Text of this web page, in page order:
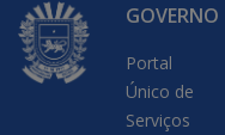
GOVERNO
Portal
Único de
Serviços